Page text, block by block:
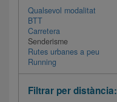
Qualsevol modalitat
BTT
Carretera
Senderisme
Rutes urbanes a peu
Running
Filtrar per distància: